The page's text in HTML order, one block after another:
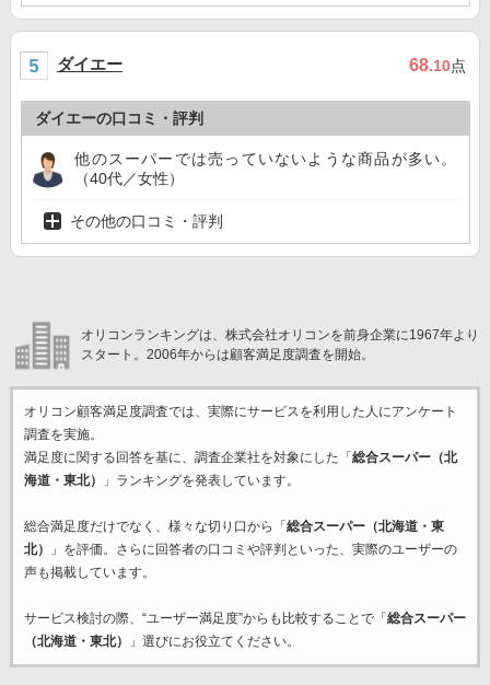
ダイエー 68.10点
ダイエーの口コミ・評判
他のスーパーでは売っていないような商品が多い。
（40代／女性）
その他の口コミ・評判
オリコンランキングは、株式会社オリコンを前身企業に1967年より
スタート。2006年からは顧客満足度調査を開始。
オリコン顧客満足度調査では、実際にサービスを利用した 人にアンケート
調査を実施。
満足度に関する回答を基に、調査企業社を対象にした「総合スーパー（北
海道・東北）
」ランキングを発表しています。
総合満足度だけでなく、様々な切り口から「総合スーパー（北海道・東
北）
」を評価。さらに回答者の口コミや評判といった、実際のユーザーの
声も掲載しています。
サービス検討の際、“ユーザー満足度”からも比較することで「総合スーパー
（北海道・東北）
」選びにお役立てください。